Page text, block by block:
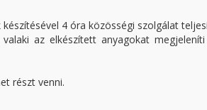
4 óra közösségi szolgálat
az elkészített anyagokat
részt venni.